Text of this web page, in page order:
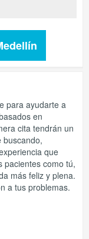
para ayudarte a
en
cita tendrán un
buscando,
que
pacientes como tú,
más feliz y plena.
a tus problemas.